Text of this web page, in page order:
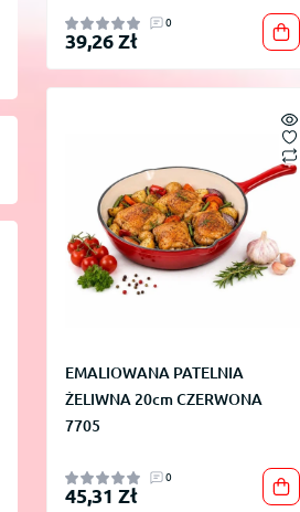
0
39,26 Zł
EMALIOWANA PATELNIA
ŻELIWNA 20cm CZERWONA
7705
0
45,31 Zł